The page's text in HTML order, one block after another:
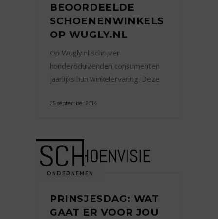
BEOORDEELDE
SCHOENENWINKELS
OP WUGLY.NL
Op Wugly.nl schrijven
honderdduizenden consumenten
jaarlijks hun winkelervaring. Deze
25 september 2014
ONDERNEMEN
PRINSJESDAG: WAT
GAAT ER VOOR JOU